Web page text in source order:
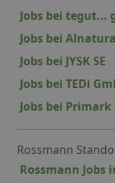
Jobs bei tegut...
Jobs bei Alnatura
Jobs bei JYSK SE
Jobs bei TEDi
Jobs bei Primark
Rossmann
Rossmann Jobs